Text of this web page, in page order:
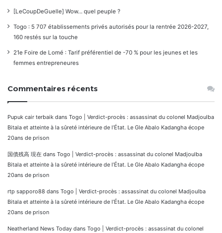
[LeCoupDeGuelle] Wow… quel peuple ?
Togo : 5 707 établissements privés autorisés pour la rentrée 2026-2027,
160 restés sur la touche
21e Foire de Lomé : Tarif préférentiel de -70 % pour les jeunes et les
femmes entrepreneures
Commentaires récents
Pupuk cair terbaik dans Togo | Verdict-procès : assassinat du colonel Madjoulba
Bitala et atteinte à la sûreté intérieure de l’État. Le Gle Abalo Kadangha écope
20ans de prison
国債残高 現在 dans Togo | Verdict-procès : assassinat du colonel Madjoulba
Bitala et atteinte à la sûreté intérieure de l’État. Le Gle Abalo Kadangha écope
20ans de prison
rtp sapporo88 dans Togo | Verdict-procès : assassinat du colonel Madjoulba
Bitala et atteinte à la sûreté intérieure de l’État. Le Gle Abalo Kadangha écope
20ans de prison
Neatherland News Today dans Togo | Verdict-procès : assassinat du colonel